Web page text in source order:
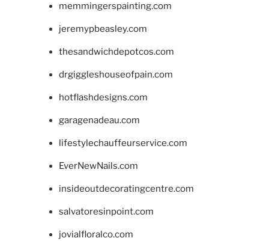
memmingerspainting.com
jeremypbeasley.com
thesandwichdepotcos.com
drgiggleshouseofpain.com
hotflashdesigns.com
garagenadeau.com
lifestylechauffeurservice.com
EverNewNails.com
insideoutdecoratingcentre.com
salvatoresinpoint.com
jovialfloralco.com